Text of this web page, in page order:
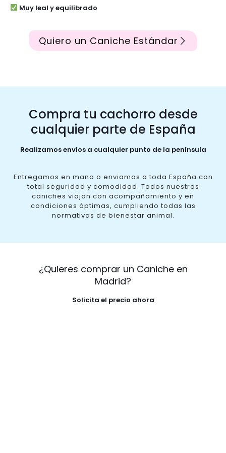
Muy leal y equilibrado
Quiero un Caniche Estándar
Compra tu cachorro desde
cualquier parte de España
Realizamos envíos a cualquier punto de la península
Entregamos en mano o enviamos a toda España con
total seguridad y comodidad. Todos nuestros
caniches viajan con acompañamiento y en
condiciones óptimas, cumpliendo todas las
normativas de bienestar animal.
¿Quieres comprar un Caniche en
Madrid?
Solicita el precio ahora